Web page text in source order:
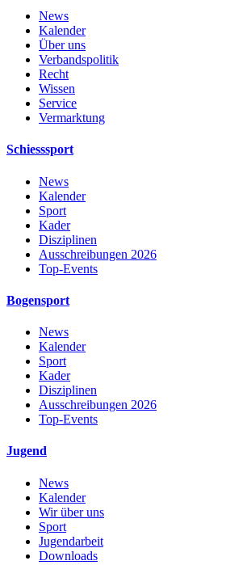
News
Kalender
Über uns
Verbandspolitik
Recht
Wissen
Service
Vermarktung
Schiesssport
News
Kalender
Sport
Kader
Disziplinen
Ausschreibungen 2026
Top-Events
Bogensport
News
Kalender
Sport
Kader
Disziplinen
Ausschreibungen 2026
Top-Events
Jugend
News
Kalender
Wir über uns
Sport
Jugendarbeit
Downloads